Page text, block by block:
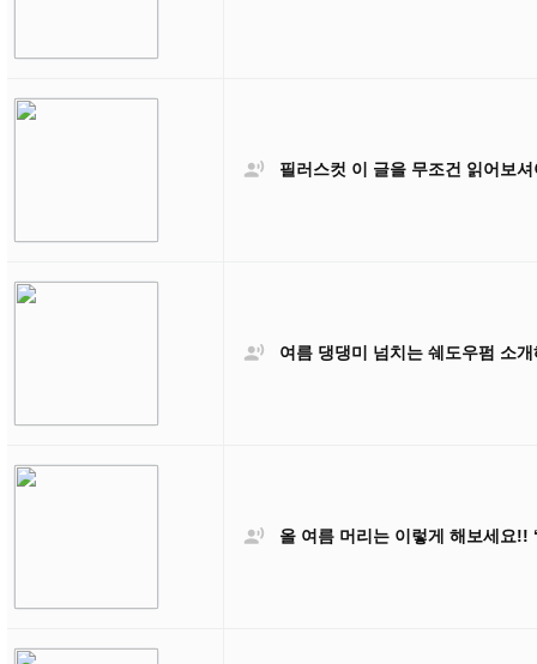
 필러스컷 이 글을 무조건 읽어보
 여름 댕댕미 넘치는 쉐도우펌 소
 올 여름 머리는 이렇게 해보세요!!